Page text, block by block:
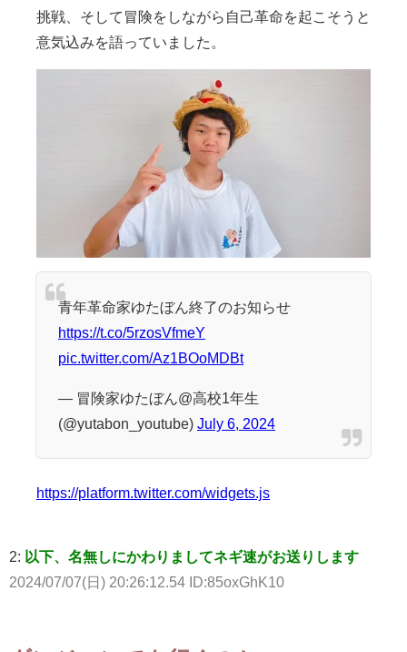
挑戦、そして冒険をしながら自己革命を起こそうと
意気込みを語っていました。
青年革命家ゆたぼん終了のお知らせ
https://t.co/5rzosVfmeY
pic.twitter.com/Az1BOoMDBt
— 冒険家ゆたぼん@高校1年生
(@yutabon_youtube) July 6, 2024
https://platform.twitter.com/widgets.js
2: 以下、名無しにかわりましてネギ速がお送りします
2024/07/07(日) 20:26:12.54 ID:85oxGhK10